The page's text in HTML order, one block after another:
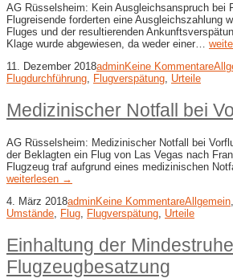
AG Rüsselsheim: Kein Ausgleichsanspruch bei
Flugreisende forderten eine Ausgleichszahlung
Fluges und der resultierenden
Klage wurde abgewiesen, da weder einer…
11. Dezember 2018adminKeine Kommentare
Flugdurchführung Flugverspätung Urteile
Medizinischer Notfall bei
AG Rüsselsheim: Medizinischer Notfall bei
der Beklagten ein Flug von Las Vegas nach
Flugzeug traf aufgrund eines medizinischen
weiterlesen →
4. März 2018adminKeine KommentareAllgemein
Umstände
Flug Flugverspätung Urteile
Einhaltung der
Flugzeugbesatzung